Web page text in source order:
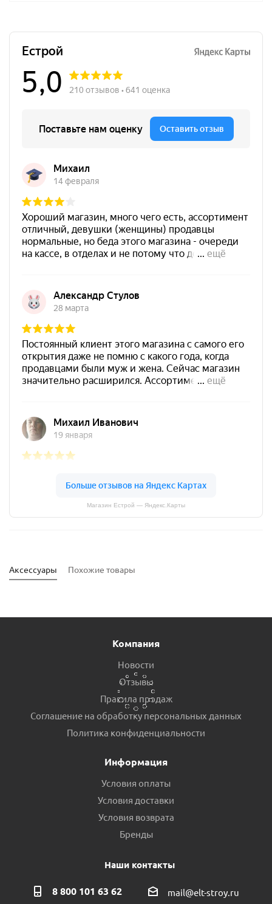
Магазин Естрой — Яндекс.Карты
Аксессуары Похожие товары
Есть в наличии (11)
Компания
Новости
Отзывы
Правила продаж
Соглашение на обработку персональных данных
Политика конфиденциальности
Информация
Условия оплаты
Условия доставки
Условия возврата
Бренды
Наши контакты
8 800 101 63 62 mail@elt-stroy.ru